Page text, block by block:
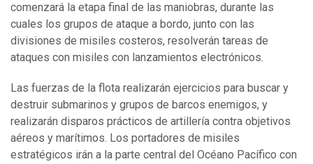
comenzará la etapa final de las maniobras, durante las
cuales los grupos de ataque a bordo, junto con las
divisiones de misiles costeros, resolverán tareas de
ataques con misiles con lanzamientos electrónicos.
Las fuerzas de la flota realizarán ejercicios para buscar y
destruir submarinos y grupos de barcos enemigos, y
realizarán disparos prácticos de artillería contra objetivos
aéreos y marítimos. Los portadores de misiles
estratégicos irán a la parte central del Océano Pacífico con